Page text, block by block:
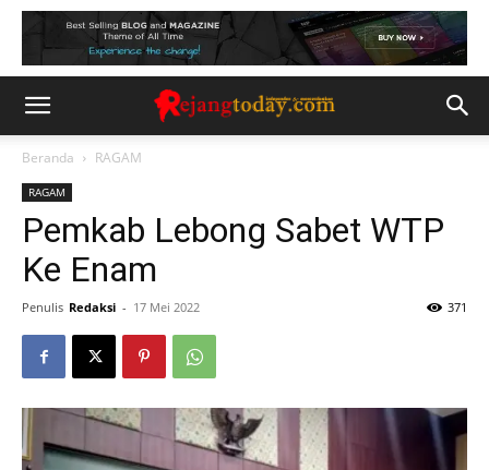
Beranda RAGAM
RAGAM
Pemkab Lebong Sabet WTP
Ke Enam
Penulis Redaksi - 17 Mei 2022 371